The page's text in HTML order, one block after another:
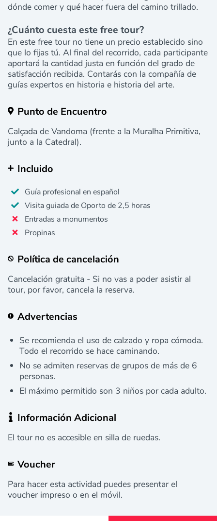
dónde comer y qué hacer fuera del camino trillado.
¿Cuánto cuesta este free tour?
En este free tour no tiene un precio establecido sino
que lo fijas tú. Al final del recorrido, cada participante
aportará la cantidad justa en función del grado de
satisfacción recibida. Contarás con la compañía de
guías expertos en historia e historia del arte.
Punto de Encuentro
Calçada de Vandoma (frente a la Muralha Primitiva,
junto a la Catedral).
Incluido
Guía profesional en español
Visita guiada de Oporto de 2,5 horas
Entradas a monumentos
Propinas
Política de cancelación
Cancelación gratuita - Si no vas a poder asistir al
tour, por favor, cancela la reserva.
Advertencias
Se recomienda el uso de calzado y ropa cómoda.
Todo el recorrido se hace caminando.
No se admiten reservas de grupos de más de 6
personas.
El máximo permitido son 3 niños por cada adulto.
Información Adicional
El tour no es accesible en silla de ruedas.
Voucher
Para hacer esta actividad puedes presentar el
voucher impreso o en el móvil.